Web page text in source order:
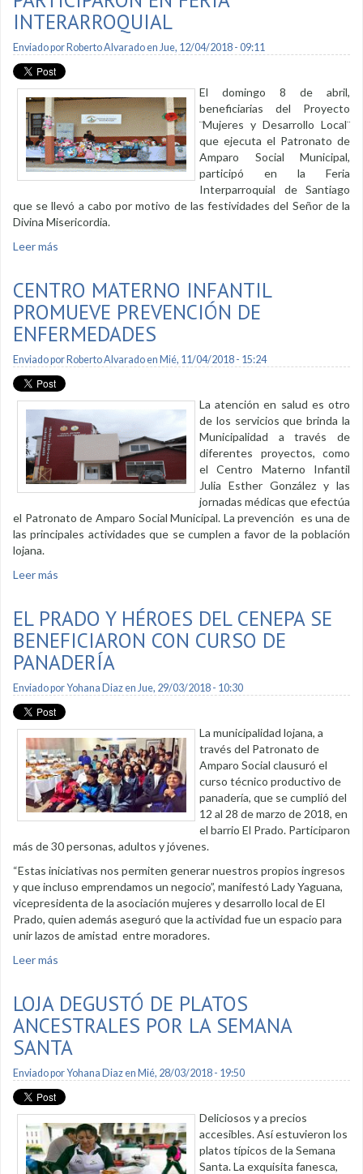
INTERARROQUIAL
Enviado por Roberto Alvaradoen Jue, 12/04/2018 - 09:11
El domingo 8 de abril,
beneficiarias del Proyecto
¨Mujeres y Desarrollo Local¨
que ejecuta el Patronato de
Amparo Social Municipal,
participó en la Feria
Interparroquial de Santiago
que se llevó a cabo por motivo de las festividades del Señor de la
Divina Misericordia.
Leer más
CENTRO MATERNO INFANTIL
PROMUEVE PREVENCIÓN DE
ENFERMEDADES
Enviado por Roberto Alvaradoen Mié, 11/04/2018 - 15:24
La atención en salud es otro
de los servicios que brinda la
Municipalidad a través de
diferentes proyectos, como
el Centro Materno Infantil
Julia Esther González y las
jornadas médicas que efectúa
el Patronato de Amparo Social Municipal. La prevención es una de
las principales actividades que se cumplen a favor de la población
lojana.
Leer más
EL PRADO Y HÉROES DEL CENEPA SE
BENEFICIARON CON CURSO DE
PANADERÍA
Enviado porYohana Diazen Jue, 29/03/2018 - 10:30
La municipalidad lojana, a
través del Patronato de
Amparo Social clausuró el
curso técnico productivo de
panadería, que se cumplió del
12 al 28 de marzo de 2018, en
el barrio El Prado. Participaron
más de 30 personas, adultos y jóvenes.
“Estas iniciativas nos permiten generar nuestros propios ingresos
y que incluso emprendamos un negocio”, manifestó Lady Yaguana,
vicepresidenta de la asociación mujeres y desarrollo local de El
Prado, quien además aseguró que la actividad fue un espacio para
unir lazos de amistad entre moradores.
Leer más
LOJA DEGUSTÓ DE PLATOS
ANCESTRALES POR LA SEMANA
SANTA
Enviado porYohana Diazen Mié, 28/03/2018 - 19:50
Deliciosos y a precios
accesibles. Así estuvieron los
platos típicos de la Semana
Santa. La exquisita fanesca,